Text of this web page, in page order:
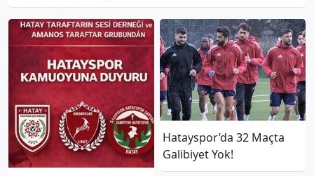
Hatayspor’da 32 Maçta
Galibiyet Yok!